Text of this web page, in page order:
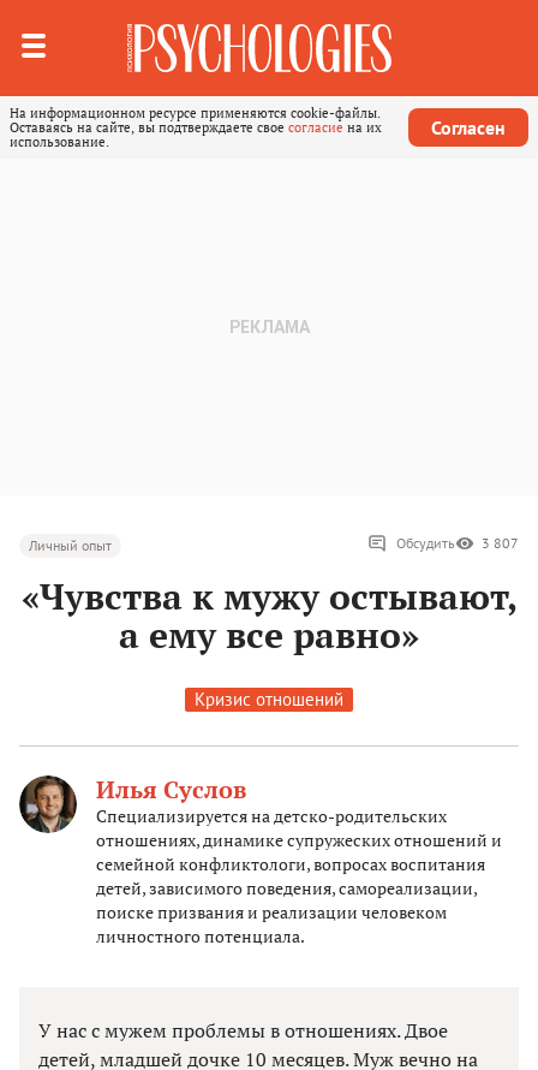
На информационном ресурсе применяются cookie-файлы.
Оставаясь на сайте, вы подтверждаете свое согласие на их
использование.
Согласен
Личный опыт Обсудить 3 807
«Чувства к мужу остывают,
а ему все равно»
Кризис отношений
Илья Суслов
Специализируется на детско-родительских
отношениях, динамике супружеских отношений и
семейной конфликтологи, вопросах воспитания
детей, зависимого поведения, самореализации,
поиске призвания и реализации человеком
личностного потенциала.
У нас с мужем проблемы в отношениях. Двое
детей, младшей дочке 10 месяцев. Муж вечно на